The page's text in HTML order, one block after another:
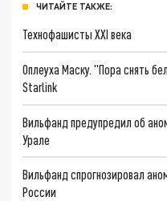
ЧИТАЙТЕ ТАКЖЕ:
Технофашисты XXI века
Оплеуха Маску. "Пора снять
Starlink
Вильфанд предупредил об
Урале
Вильфанд спрогнозировал
России